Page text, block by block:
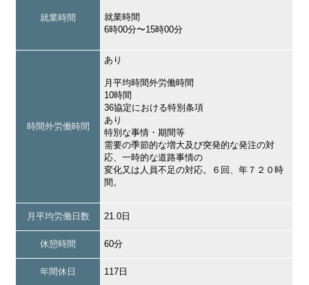
就業時間
就業時間
6時00分〜15時00分
時間外労働時間
あり
月平均時間外労働時間
10時間
36協定における特別条項
あり
特別な事情・期間等
需要の季節的な増大及び突発的な発注の対
応、一時的な道路事情の
変化又は人員不足の対応。６回、年７２０時
間。
月平均労働日数 21.0日
休憩時間 60分
年間休日 117日